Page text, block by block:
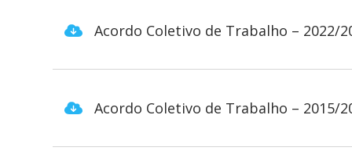
Acordo Coletivo de Trabalho – 2022/
Acordo Coletivo de Trabalho – 2015/